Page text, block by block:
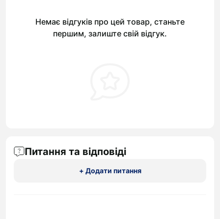
Немає відгуків про цей товар, станьте
першим, залиште свій відгук.
Питання та відповіді
+ Додати питання